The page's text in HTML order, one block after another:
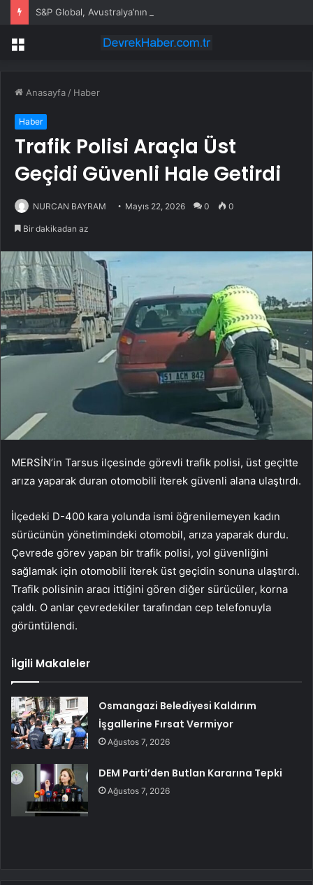
Menü
Anasayfa / Haber
Haber
Trafik Polisi Araçla Üst
Geçidi Güvenli Hale Getirdi
NURCAN BAYRAM Mayıs 22, 2026 0 0
Bir dakikadan az
MERSİN’in Tarsus ilçesinde görevli trafik polisi, üst geçitte
arıza yaparak duran otomobili iterek güvenli alana ulaştırdı.
İlçedeki D-400 kara yolunda ismi öğrenilemeyen kadın
sürücünün yönetimindeki otomobil, arıza yaparak durdu.
Çevrede görev yapan bir trafik polisi, yol güvenliğini
sağlamak için otomobili iterek üst geçidin sonuna ulaştırdı.
Trafik polisinin aracı ittiğini gören diğer sürücüler, korna
çaldı. O anlar çevredekiler tarafından cep telefonuyla
görüntülendi.
İlgili Makaleler
Osmangazi Belediyesi Kaldırım
İşgallerine Fırsat Vermiyor
Ağustos 7, 2026
DEM Parti’den Butlan Kararına Tepki
Ağustos 7, 2026